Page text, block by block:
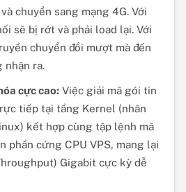
chuyển sang mạng 4G. Với
sẽ bị rớt và phải load lại. Với
chuyển đổi mượt mà đến
nhận ra.
cực cao:Việc giải mã gói tin
tiếp tại tầng Kernel (nhân
kết hợp cùng tập lệnh mã
phần cứng CPU VPS, mang lại
Gigabit cực kỳ dễ